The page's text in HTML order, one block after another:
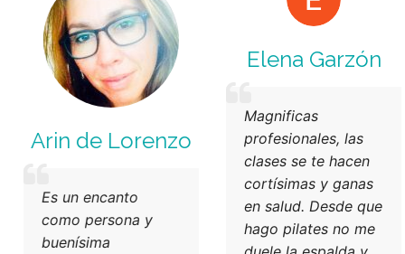
Arin de Lorenzo
Es un encanto
como persona y
buenísima
Elena Garzón
Magnificas
profesionales, las
clases se te hacen
cortísimas y ganas
en salud. Desde que
hago pilates no me